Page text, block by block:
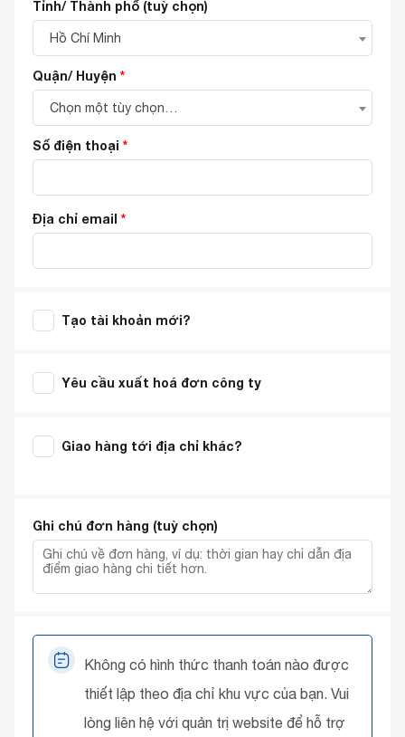
Tỉnh/ Thành phố (tuỳ chọn)
Hồ Chí Minh
Quận/ Huyện *
Chọn một tùy chọn…
Số điện thoại *
Địa chỉ email *
Tạo tài khoản mới?
Yêu cầu xuất hoá đơn công ty
Giao hàng tới địa chỉ khác?
Ghi chú đơn hàng (tuỳ chọn)
Không có hình thức thanh toán nào được
thiết lập theo địa chỉ khu vực của bạn. Vui
lòng liên hệ với quản trị website để hỗ trợ